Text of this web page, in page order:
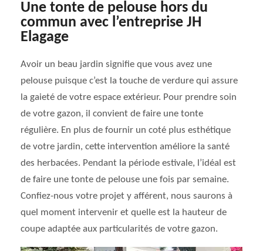
Une tonte de pelouse hors du
commun avec l’entreprise JH
Elagage
Avoir un beau jardin signifie que vous avez une
pelouse puisque c’est la touche de verdure qui assure
la gaieté de votre espace extérieur. Pour prendre soin
de votre gazon, il convient de faire une tonte
régulière. En plus de fournir un coté plus esthétique
de votre jardin, cette intervention améliore la santé
des herbacées. Pendant la période estivale, l’idéal est
de faire une tonte de pelouse une fois par semaine.
Confiez-nous votre projet y afférent, nous saurons à
quel moment intervenir et quelle est la hauteur de
coupe adaptée aux particularités de votre gazon.